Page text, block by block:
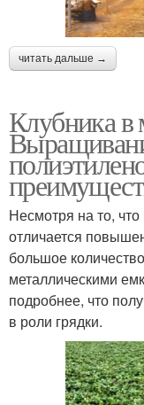
читать дальше →
Клубника в
Несмотря на то,
отличается
большое
металлическими
подробнее, что
в роли грядки.